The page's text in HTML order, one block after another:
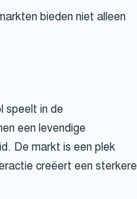
bieden niet alleen
speelt in de
een levendige
De markt is een plek
creëert een sterkere